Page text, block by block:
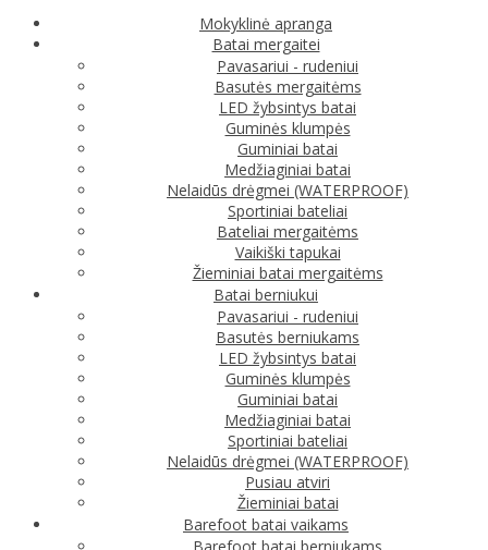
Mokyklinė apranga
Batai mergaitei
Pavasariui - rudeniui
Basutės mergaitėms
LED žybsintys batai
Guminės klumpės
Guminiai batai
Medžiaginiai batai
Nelaidūs drėgmei (WATERPROOF)
Sportiniai bateliai
Bateliai mergaitėms
Vaikiški tapukai
Žieminiai batai mergaitėms
Batai berniukui
Pavasariui - rudeniui
Basutės berniukams
LED žybsintys batai
Guminės klumpės
Guminiai batai
Medžiaginiai batai
Sportiniai bateliai
Nelaidūs drėgmei (WATERPROOF)
Pusiau atviri
Žieminiai batai
Barefoot batai vaikams
Barefoot batai berniukams